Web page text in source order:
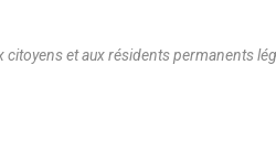
et aux résidents permanents